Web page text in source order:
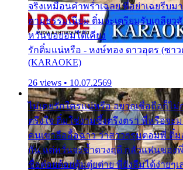
จริงเหมือนคำพร่ำเฉลย พี่อย่าเฉยรีบ
ตามธรรมเนียม ติ๋มจะเตรียมรับเกลียว
หวั่นขอยอมได้เคียง
รักติ๋มแน่หรือ - หงษ์ทอง ดาวอุดร (ซา
(KARAOKE)
26 views • 10.07.2569
ไม่เคยรักใครแน่หรือ อยากเชื่อถือก็ไ
ตรึงใจ ติ๋มใช่งามซึ้งตรึงตรา พี่หรือจะ
คนเขาลืออื้อฉาว ว่าสาวๆรุมตอมพี่ ติ๋
กัน แต่หวั่นจะช้ำดวงฤดี กลัวแฟนของ
ชื่อต๋อยต้อยตุ้มตุ๋ยต่าย พี่ยังลืมได้ง่ายๆเ